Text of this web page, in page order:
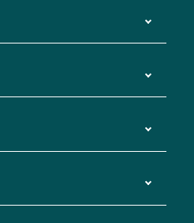
表
ケーションシステム
東京・埼玉
て